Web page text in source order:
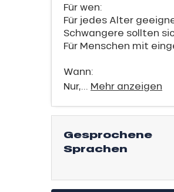
Glisse
Für wen:
Für jedes Alter
Schwangere sollten
Für Menschen mit
Wann:
Nur,... Mehr anzeigen
Gesprochene
Sprachen